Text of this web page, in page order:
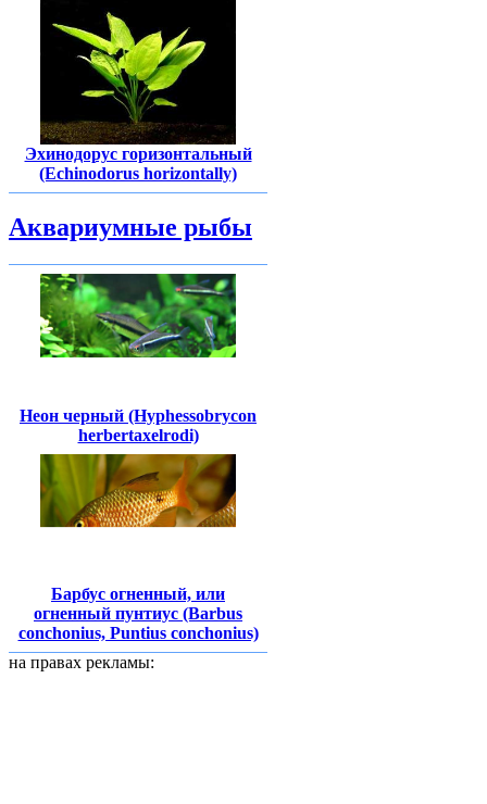
Эхинодорус горизонтальный
(Echinodorus horizontally)
Аквариумные рыбы
Неон черный (Hyphessobrycon
herbertaxelrodi)
Барбус огненный, или
огненный пунтиус (Barbus
conchonius, Puntius conchonius)
на правах рекламы: